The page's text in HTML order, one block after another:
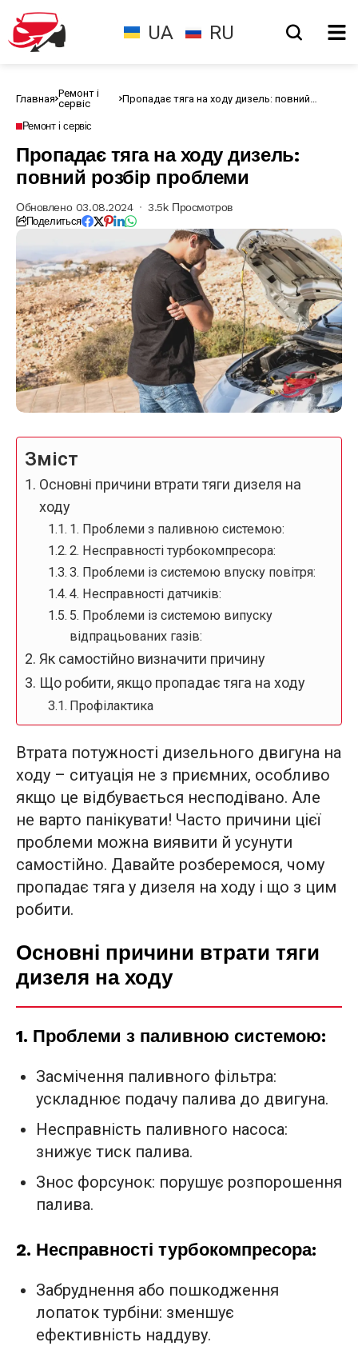
UA RU
Главная Ремонт і
сервіс
Пропадає тяга на ходу дизель: повний
Ремонт і сервіс
Пропадає тяга на ходу дизель:
повний розбір проблеми
Обновлено 03.08.2024 3.5k Просмотров
Поделиться
Зміст
Основні причини втрати тяги дизеля на
ходу
1. Проблеми з паливною системою:
2. Несправності турбокомпресора:
3. Проблеми із системою впуску повітря:
4. Несправності датчиків:
5. Проблеми із системою випуску
відпрацьованих газів:
Як самостійно визначити причину
Що робити, якщо пропадає тяга на ходу
Профілактика
Втрата потужності дизельного двигуна на
ходу – ситуація не з приємних, особливо
якщо це відбувається несподівано. Але
не варто панікувати! Часто причини цієї
проблеми можна виявити й усунути
самостійно. Давайте розберемося, чому
пропадає тяга у дизеля на ходу і що з цим
робити.
Основні причини втрати тяги
дизеля на ходу
1. Проблеми з паливною системою:
Засмічення паливного фільтра:
ускладнює подачу палива до двигуна.
Несправність паливного насоса:
знижує тиск палива.
Знос форсунок: порушує розпорошення
палива.
2. Несправності турбокомпресора:
Забруднення або пошкодження
лопаток турбіни: зменшує
ефективність наддуву.